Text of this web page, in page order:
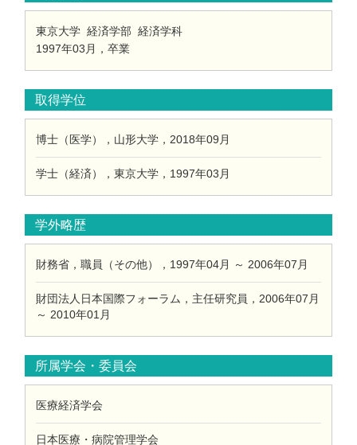
東京大学 経済学部 経済学科
1997年03月，卒業
取得学位
博士（医学），山形大学，2018年09月
学士（経済），東京大学，1997年03月
学外略歴
財務省，職員（その他），1997年04月 ～ 2006年07月
財団法人日本国際フォーラム，主任研究員，2006年07月
～ 2010年01月
所属学会・委員会
医療経済学会
日本医療・病院管理学会